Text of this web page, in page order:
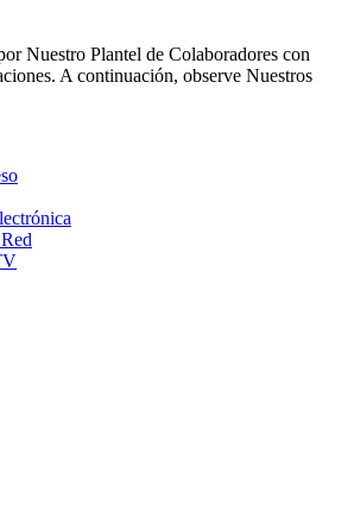
Nuestro Plantel de Colaboradores con
A continuación, observe Nuestros